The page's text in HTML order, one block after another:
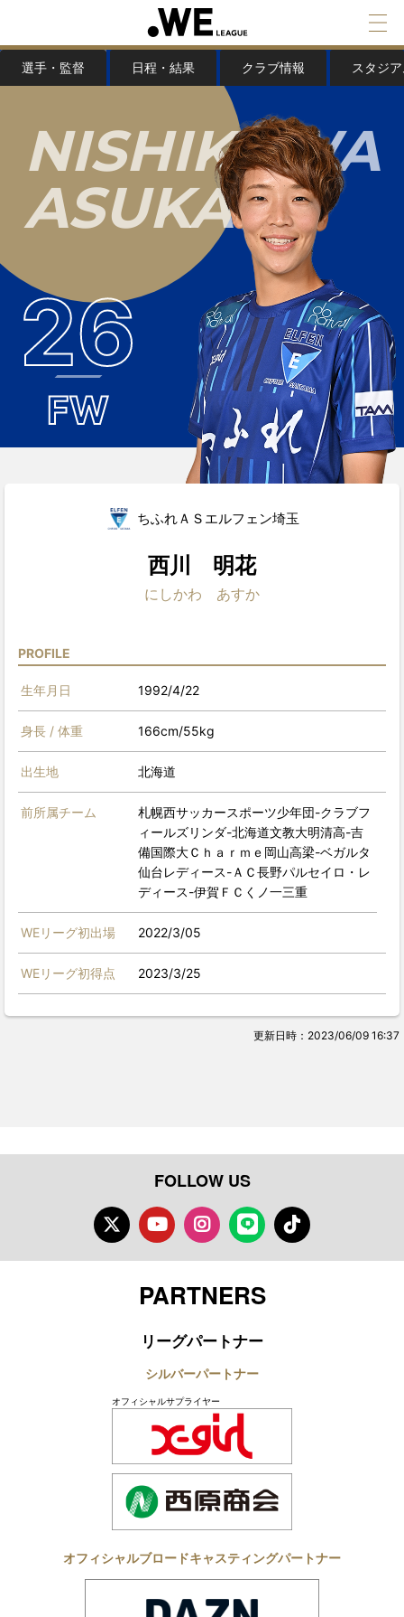
選手・監督 日程・結果 クラブ情報 スタジ
NISHIKAWA
ASUKA
26
FW
ちふれＡＳエルフェン埼玉
西川 明花
にしかわ あすか
PROFILE
生年月日 1992/4/22
身長 / 体重 166cm/55kg
出生地 北海道
前所属チーム
札幌西サッカースポーツ少年団-クラブフ
ィールズリンダ-北海道文教大明清高-吉
備国際大Ｃｈａｒｍｅ岡山高梁-ベガルタ
仙台レディース-ＡＣ長野パルセイロ・レ
ディース-伊賀ＦＣくノ一三重
WEリーグ初出場 2022/3/05
WEリーグ初得点 2023/3/25
更新日時：2023/06/09 16:37
FOLLOW US
TwitterYoutubeInstagram
LINE TikTok
PARTNERS
リーグパートナー
シルバーパートナー
オフィシャルサプライヤー
オフィシャルブロードキャスティングパートナー